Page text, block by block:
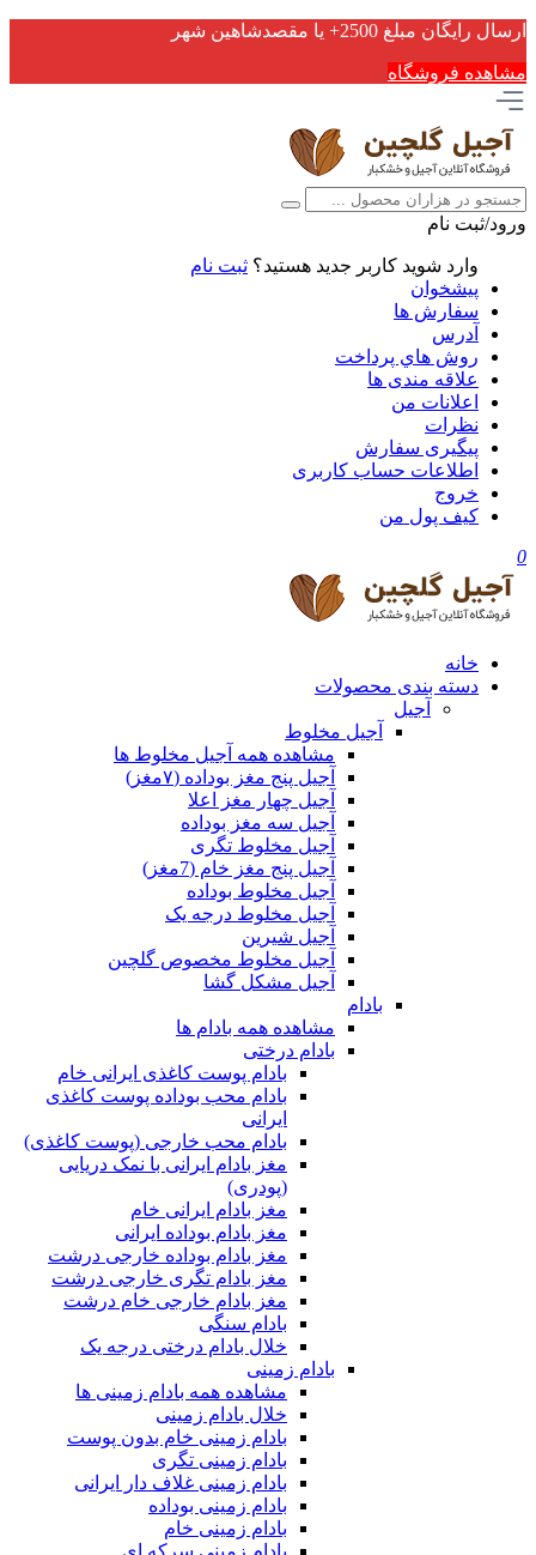
ارسال رایگان مبلغ 2500+ یا مقصدشاهین شهر
مشاهده فروشگاه
ورود/ثبت نام
وارد شوید کاربر جدید هستید؟ ثبت نام
پیشخوان
سفارش ها
آدرس
روش هاي پرداخت
علاقه مندی ها
اعلانات من
نظرات
پیگیری سفارش
اطلاعات حساب كاربری
خروج
کیف پول من
0
خانه
دسته بندی محصولات
آجیل
آجیل مخلوط
مشاهده همه آجیل مخلوط ها
آجیل پنج مغز بوداده (۷مغز)
آجیل چهار مغز اعلا
آجیل سه مغز بوداده
آجیل مخلوط تگری
آجیل پنج مغز خام (7مغز)
آجیل مخلوط بوداده
آجیل مخلوط درجه یک
آجیل شیرین
آجیل مخلوط مخصوص گلچین
آجیل مشکل گشا
بادام
مشاهده همه بادام ها
بادام درختی
بادام پوست کاغذی ایرانی خام
بادام محب بوداده پوست کاغذی
ایرانی
بادام محب خارجی (پوست کاغذی)
مغز بادام ایرانی با نمک دریایی
(پودری)
مغز بادام ایرانی خام
مغز بادام بوداده ایرانی
مغز بادام بوداده خارجی درشت
مغز بادام تگری خارجی درشت
مغز بادام خارجی خام درشت
بادام سنگی
خلال بادام درختی درجه یک
بادام زمینی
مشاهده همه بادام زمینی ها
خلال بادام زمینی
بادام زمینی خام بدون پوست
بادام زمینی تگری
بادام زمینی غلاف دار ایرانی
بادام زمینی بوداده
بادام زمینی خام
بادام زمینی سرکه ای